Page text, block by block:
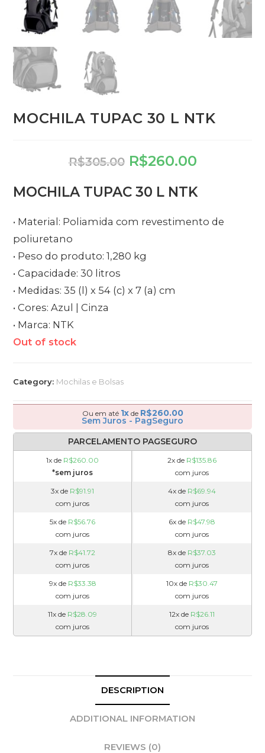
MOCHILA TUPAC 30 L NTK
R$305.00 R$260.00
MOCHILA TUPAC 30 L NTK
• Material: Poliamida com revestimento de
poliuretano
• Peso do produto: 1,280 kg
• Capacidade: 30 litros
• Medidas: 35 (l) x 54 (c) x 7 (a) cm
• Cores: Azul | Cinza
• Marca: NTK
Out of stock
Category: Mochilas e Bolsas
Ou em até 1xde R$260.00
Sem Juros - PagSeguro
PARCELAMENTO PAGSEGURO
1x de R$260.00
*sem juros
3x de R$91.91
com juros
5x de R$56.76
com juros
7x de R$41.72
com juros
9x de R$33.38
com juros
11x de R$28.09
com juros
2x de R$135.86
com juros
4x de R$69.94
com juros
6x de R$47.98
com juros
8x de R$37.03
com juros
10x de R$30.47
com juros
12x de R$26.11
com juros
DESCRIPTION
ADDITIONAL INFORMATION
REVIEWS (0)